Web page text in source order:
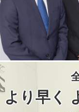
より早く